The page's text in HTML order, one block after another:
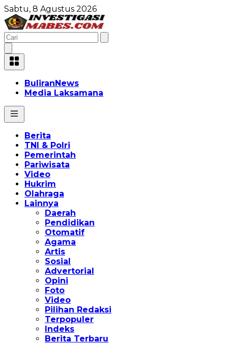
Sabtu, 8 Agustus 2026
BuliranNews
Media Laksamana
Berita
TNI & Polri
Pemerintah
Pariwisata
Video
Hukrim
Olahraga
Lainnya
Daerah
Pendidikan
Otomatif
Agama
Artis
Sosial
Advertorial
Opini
Foto
Video
Pilihan Redaksi
Terpopuler
Indeks
Berita Terbaru